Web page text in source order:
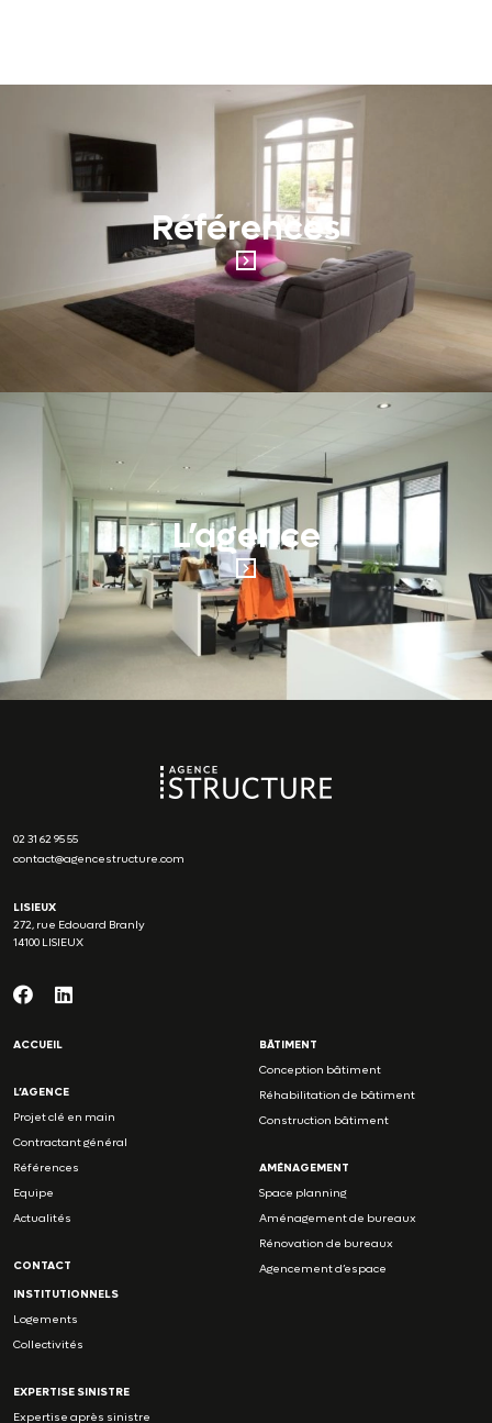
Références
L’agence
02 31 62 95 55
contact@agencestructure.com
LISIEUX
272, rue Edouard Branly
14100 LISIEUX
ACCUEIL
L’AGENCE
Projet clé en main
Contractant général
Références
Equipe
Actualités
CONTACT
BÂTIMENT
Conception bâtiment
Réhabilitation de bâtiment
Construction bâtiment
AMÉNAGEMENT
Space planning
Aménagement de bureaux
Rénovation de bureaux
Agencement d’espace
INSTITUTIONNELS
Logements
Collectivités
EXPERTISE SINISTRE
Expertise après sinistre